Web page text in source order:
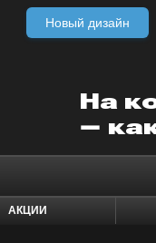
Новый дизайн
АКЦИИ